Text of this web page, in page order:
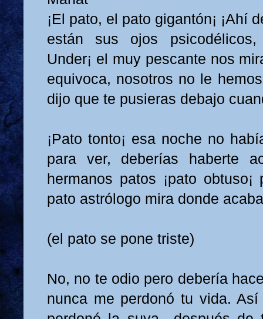
¡El pato, el pato gigantón¡ ¡Ahí
están sus ojos psicodélicos,
Under¡ el muy pescante nos
equivoca, nosotros no le
dijo que te pusieras debajo
¡Pato tonto¡ esa noche no
para ver, deberías haberte
hermanos patos ¡pato
pato astrólogo mira donde
(el pato se pone triste)
No, no te odio pero debería
nunca me perdonó tu vida.